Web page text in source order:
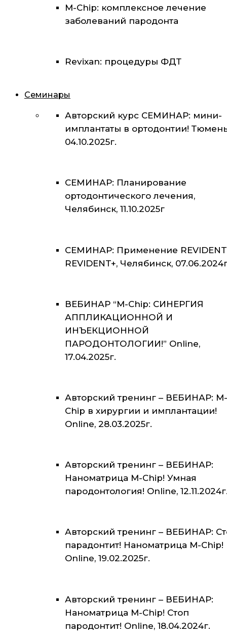
M-Chip: комплексное лечение
заболеваний пародонта
Revixan: процедуры ФДТ
Семинары
Авторский курс СЕМИНАР: мини-
имплантаты в ортодонтии!
04.10.2025г.
СЕМИНАР: Планирование
ортодонтического лечения,
Челябинск, 11.10.2025г
СЕМИНАР: Применение
REVIDENT+, Челябинск,
ВЕБИНАР “M-Chip: СИНЕРГИЯ
АППЛИКАЦИОННОЙ И
ИНЪЕКЦИОННОЙ
ПАРОДОНТОЛОГИИ!” Online,
17.04.2025г.
Авторский тренинг – ВЕБИНАР: M-
Chip в хирургии и имплантации!
Online, 28.03.2025г.
Авторский тренинг – ВЕБИНАР:
Наноматрица M-Chip! Умная
пародонтология! Online,
Авторский тренинг – ВЕБИНАР:
парадонтит! Наноматрица M-Chip!
Online, 19.02.2025г.
Авторский тренинг – ВЕБИНАР:
Наноматрица M-Chip! Стоп
пародонтит! Online, 18.04.2024г.